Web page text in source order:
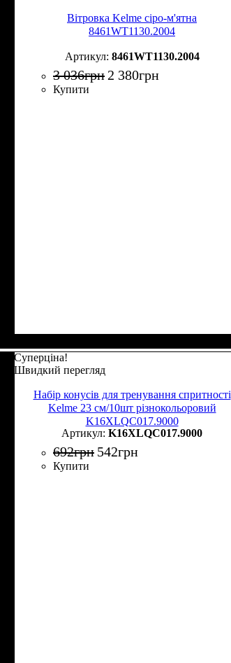
Вітровка Kelme сіро-м'ятна
8461WT1130.2004
8461WT1130.2004
3 036грн 2 380грн
Купити
Суперціна!
Швидкий перегляд
Набір конусів для тренування спритності
Kelme 23 см/10шт різнокольоровий
K16XLQC017.9000
K16XLQC017.9000
692грн 542грн
Купити